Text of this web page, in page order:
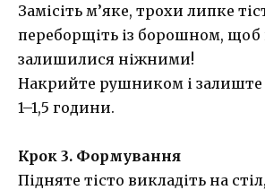
Замісіть м’яке, трохи липке
переборщіть із борошном,
залишилися ніжними!
Накрийте рушником і залиште
1–1,5 години.
Крок 3. Формування
Підняте тісто викладіть на